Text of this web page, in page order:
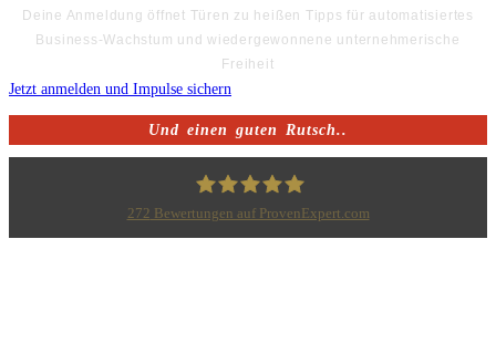
Deine Anmeldung öffnet Türen zu heißen Tipps für automatisiertes
Business-Wachstum und wiedergewonnene unternehmerische
Freiheit
Jetzt anmelden und Impulse sichern
Und einen guten Rutsch..
272 Bewertungen auf ProvenExpert.com